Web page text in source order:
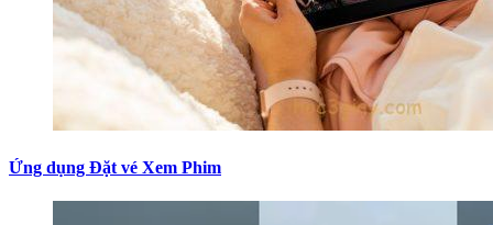
Ứng dụng Đặt vé Xem Phim